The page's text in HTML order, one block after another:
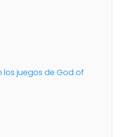
los juegos de God of